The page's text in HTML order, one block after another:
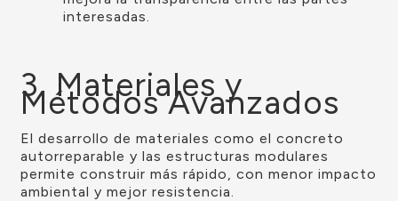
interesadas.
3. Materiales y
Métodos Avanzados
El desarrollo de materiales como el concreto
autorreparable y las estructuras modulares
permite construir más rápido, con menor impacto
ambiental y mejor resistencia.